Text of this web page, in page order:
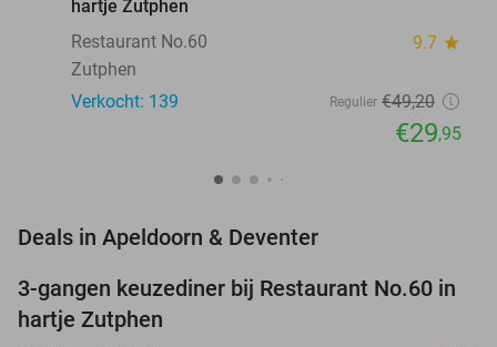
hartje Zutphen
Restaurant No.60
9.7 star
Zutphen
Verkocht: 139
Regulier €49,20
€29,95
Deals in Apeldoorn & Deventer
39%
3-gangen keuzediner bij Restaurant No.60 in
hartje Zutphen